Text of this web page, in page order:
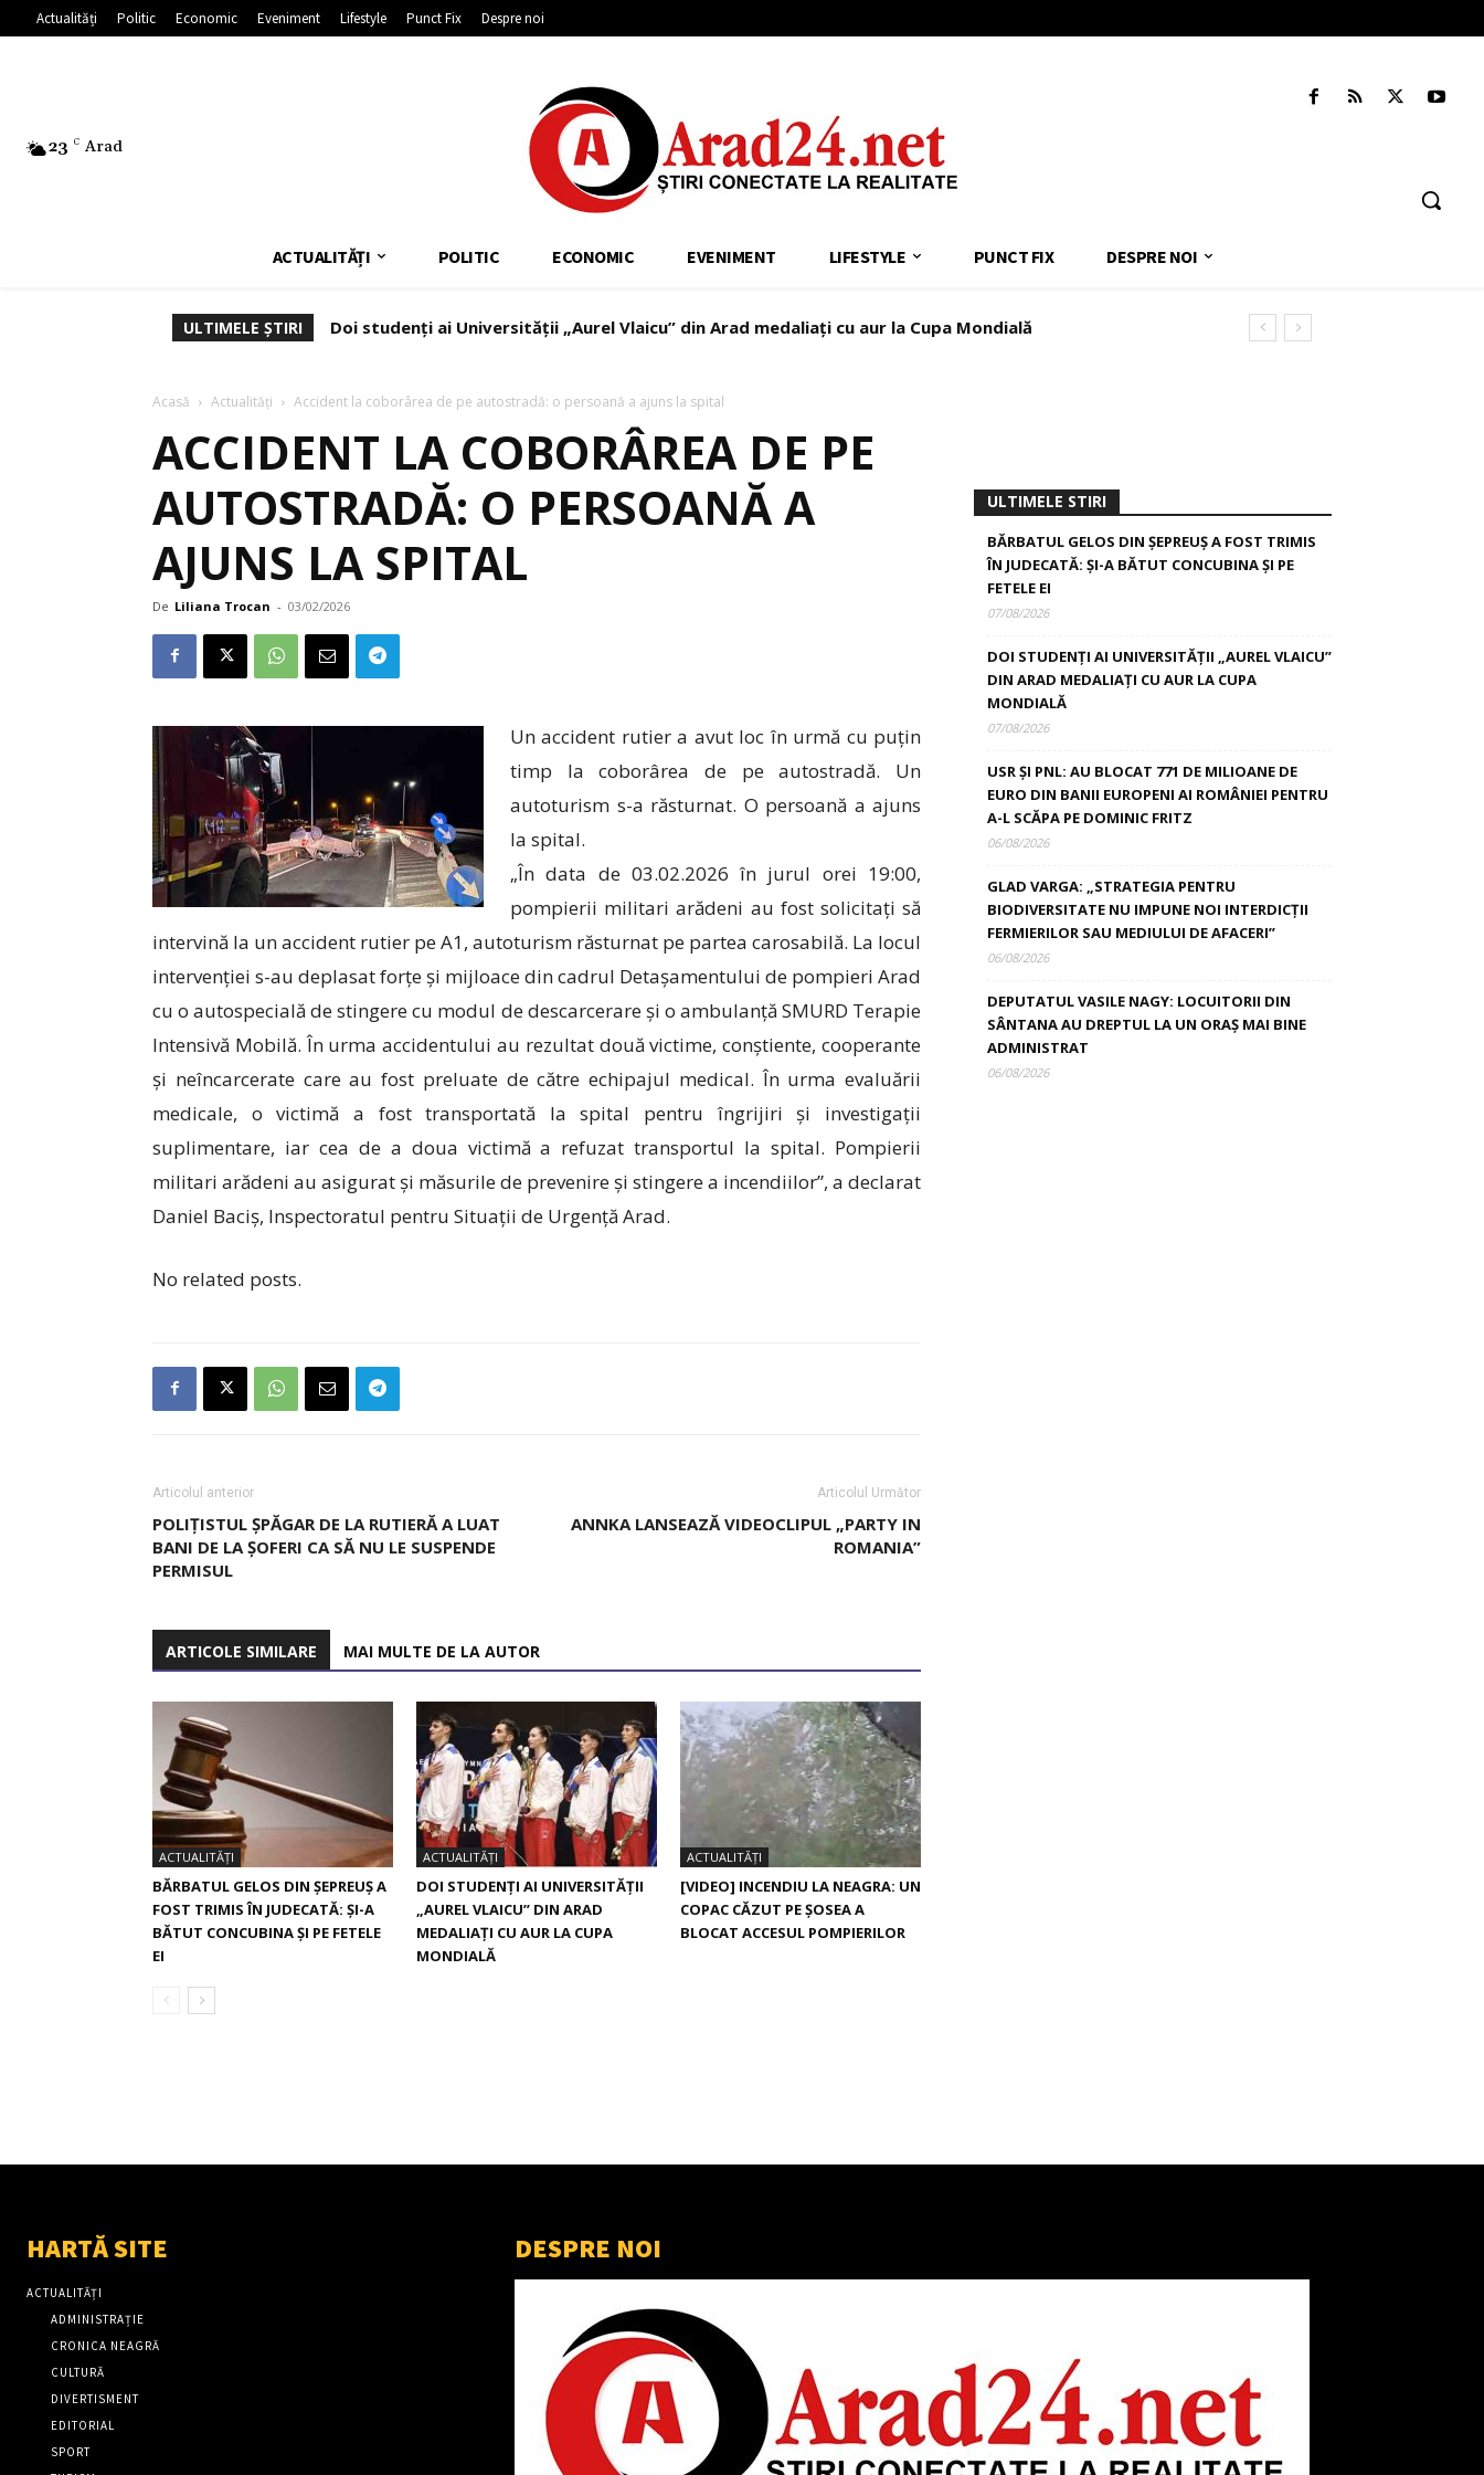
Actualități Politic Economic Eveniment Lifestyle Punct Fix Despre noi
23 C Arad
ACTUALITĂȚI POLITIC ECONOMIC EVENIMENT LIFESTYLE PUNCT FIX DESPRE NOI
ULTIMELE ȘTIRI Doi studenți ai Universității „Aurel Vlaicu” din Arad medaliați cu aur la Cupa Mondială
Acasă Actualități Accident la coborârea de pe autostradă: o persoană a ajuns la spital
ACCIDENT LA COBORÂREA DE PE
AUTOSTRADĂ: O PERSOANĂ A
AJUNS LA SPITAL
De Liliana Trocan - 03/02/2026
Un accident rutier a avut loc în urmă cu puțin
timp la coborârea de pe autostradă. Un
autoturism s-a răsturnat. O persoană a ajuns
la spital.
„În data de 03.02.2026 în jurul orei 19:00,
pompierii militari arădeni au fost solicitați să
intervină la un accident rutier pe A1, autoturism răsturnat pe partea carosabilă. La locul
intervenției s-au deplasat forțe și mijloace din cadrul Detașamentului de pompieri Arad
cu o autospecială de stingere cu modul de descarcerare și o ambulanță SMURD Terapie
Intensivă Mobilă. În urma accidentului au rezultat două victime, conștiente, cooperante
și neîncarcerate care au fost preluate de către echipajul medical. În urma evaluării
medicale, o victimă a fost transportată la spital pentru îngrijiri și investigații
suplimentare, iar cea de a doua victimă a refuzat transportul la spital. Pompierii
militari arădeni au asigurat și măsurile de prevenire și stingere a incendiilor”, a declarat
Daniel Baciș, Inspectoratul pentru Situații de Urgență Arad.
No related posts.
Articolul anterior
POLIȚISTUL ȘPĂGAR DE LA RUTIERĂ A LUAT
BANI DE LA ȘOFERI CA SĂ NU LE SUSPENDE
PERMISUL
Articolul Următor
ANNKA LANSEAZĂ VIDEOCLIPUL „PARTY IN
ROMANIA”
ARTICOLE SIMILARE MAI MULTE DE LA AUTOR
ACTUALITĂȚI
BĂRBATUL GELOS DIN ȘEPREUȘ A
FOST TRIMIS ÎN JUDECATĂ: ȘI-A
BĂTUT CONCUBINA ȘI PE FETELE
EI
ACTUALITĂȚI
DOI STUDENȚI AI UNIVERSITĂȚII
„AUREL VLAICU” DIN ARAD
MEDALIAȚI CU AUR LA CUPA
MONDIALĂ
ACTUALITĂȚI
[VIDEO] INCENDIU LA NEAGRA: UN
COPAC CĂZUT PE ȘOSEA A
BLOCAT ACCESUL POMPIERILOR
ULTIMELE STIRI
BĂRBATUL GELOS DIN ȘEPREUȘ A FOST TRIMIS
ÎN JUDECATĂ: ȘI-A BĂTUT CONCUBINA ȘI PE
FETELE EI
07/08/2026
DOI STUDENȚI AI UNIVERSITĂȚII „AUREL VLAICU”
DIN ARAD MEDALIAȚI CU AUR LA CUPA
MONDIALĂ
07/08/2026
USR ȘI PNL: AU BLOCAT 771 DE MILIOANE DE
EURO DIN BANII EUROPENI AI ROMÂNIEI PENTRU
A-L SCĂPA PE DOMINIC FRITZ
06/08/2026
GLAD VARGA: „STRATEGIA PENTRU
BIODIVERSITATE NU IMPUNE NOI INTERDICȚII
FERMIERILOR SAU MEDIULUI DE AFACERI”
06/08/2026
DEPUTATUL VASILE NAGY: LOCUITORII DIN
SÂNTANA AU DREPTUL LA UN ORAȘ MAI BINE
ADMINISTRAT
06/08/2026
HARTĂ SITE
ACTUALITĂȚI
ADMINISTRAȚIE
CRONICA NEAGRĂ
CULTURĂ
DIVERTISMENT
EDITORIAL
SPORT
DESPRE NOI